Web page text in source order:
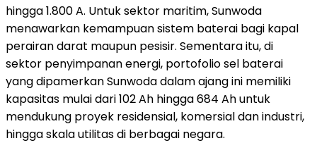
hingga 1.800 A. Untuk sektor maritim, Sunwoda
menawarkan kemampuan sistem baterai bagi kapal
perairan darat maupun pesisir. Sementara itu, di
sektor penyimpanan energi, portofolio sel baterai
yang dipamerkan Sunwoda dalam ajang ini memiliki
kapasitas mulai dari 102 Ah hingga 684 Ah untuk
mendukung proyek residensial, komersial dan industri,
hingga skala utilitas di berbagai negara.